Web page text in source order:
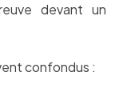
devant un
confondus :